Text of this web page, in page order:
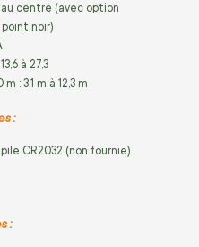
centre (avec option
noir)
à 27,3
: 3,1 m à 12,3 m
:
CR2032 (non fournie)
: